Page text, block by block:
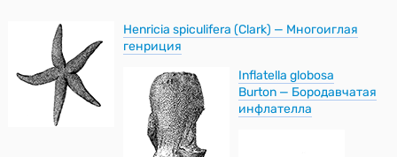
Henricia spiculifera (Clark) — Многоиглая
генриция
Inflatella globosa
Burton — Бородавчатая
инфлателла